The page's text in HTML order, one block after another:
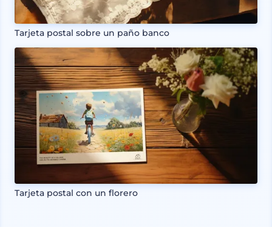
Tarjeta postal sobre un paño banco
Tarjeta postal con un florero